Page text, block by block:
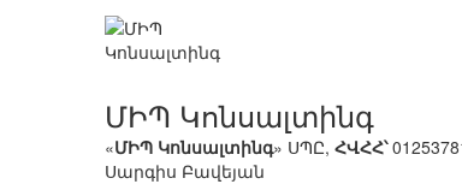
ՄԻՊ Կոնսալտինգ
«ՄԻՊ Կոնսալտինգ» ՍՊԸ, ՀՎՀՀ՝
Սարգիս Բավեյան